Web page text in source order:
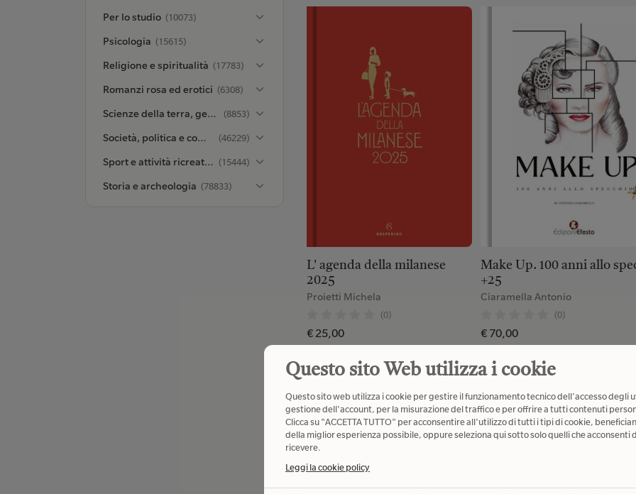
Per lo studio (10073)
Psicologia (15615)
Religione e spiritualità (17783)
Romanzi rosa ed erotici (6308)
Scienze della terra, geografia, ambiente, pianificazione (8853)
Società, politica e comunicazione (46229)
Sport e attività ricreative all’aperto (15444)
Storia e archeologia (78833)
L' agenda della milanese
2025
Proietti Michela
(0)
€ 25,00
Make Up. 100 anni allo
+25
Ciaramella Antonio
(0)
€ 70,00
I più venduti della settimana
Questo sito Web utilizza i cookie
Questo sito web utilizza i cookie per gestire il funzionamento tecnico dell'accesso degli
gestione dell'account, per la misurazione del traffico e per offrire a tutti contenuti
Clicca su "ACCETTA TUTTO" per acconsentire all'utilizzo di tutti i tipi di cookie,
della miglior esperienza possibile, oppure seleziona qui sotto solo quelli che acconsenti
ricevere.
Leggi la cookie policy